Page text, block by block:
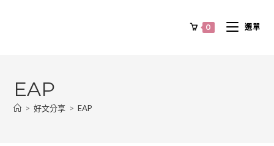
0 選單
EAP
> 好文分享 > EAP